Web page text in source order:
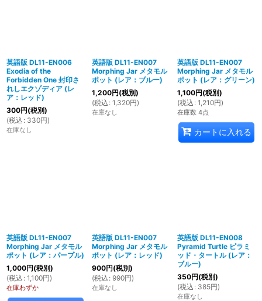
英語版 DL11-EN006
Exodia of the
Forbidden One 封印さ
れしエクゾディア (レ
ア：レッド)
300円(税別)
(税込 : 330円)
在庫なし
英語版 DL11-EN007
Morphing Jar メタモル
ポット (レア：ブルー)
1,200円(税別)
(税込 : 1,320円)
在庫なし
英語版 DL11-EN007
Morphing Jar メタモル
ポット (レア：グリーン)
1,100円(税別)
(税込 : 1,210円)
在庫数 4点
カートに入れる
英語版 DL11-EN007
Morphing Jar メタモル
ポット (レア：パープル)
1,000円(税別)
(税込 : 1,100円)
在庫わずか
英語版 DL11-EN007
Morphing Jar メタモル
ポット (レア：レッド)
900円(税別)
(税込 : 990円)
在庫なし
英語版 DL11-EN008
Pyramid Turtle ピラミ
ッド・タートル (レア：
ブルー)
350円(税別)
(税込 : 385円)
在庫なし